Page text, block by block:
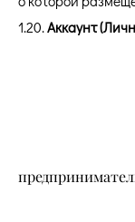
1.20.Аккаунт